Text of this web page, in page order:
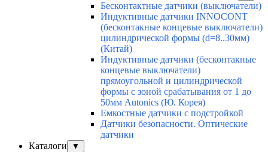
Бесконтактные датчики (выключатели)
Индуктивные датчики INNOCONT
(бесконтакные концевые выключатели)
цилиндрической формы (d=8..30мм)
(Китай)
Индуктивные датчики (бесконтакные
концевые выключатели)
прямоугольной и цилиндрической
формы с зоной срабатывания от 1 до
50мм Autonics (Ю. Корея)
Емкостные датчики с подстройкой
Датчики безопасности. Оптические
датчики
Каталоги
▼